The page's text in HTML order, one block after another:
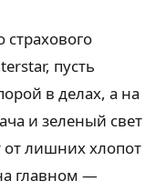
пусть
в делах, а на
и зеленый свет
от лишних хлопот
главном —